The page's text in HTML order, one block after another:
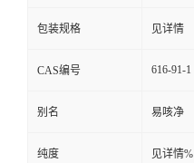
言
包装规格 见详情
CAS编号 616-91-1
别名 易咳净
纯度 见详情%